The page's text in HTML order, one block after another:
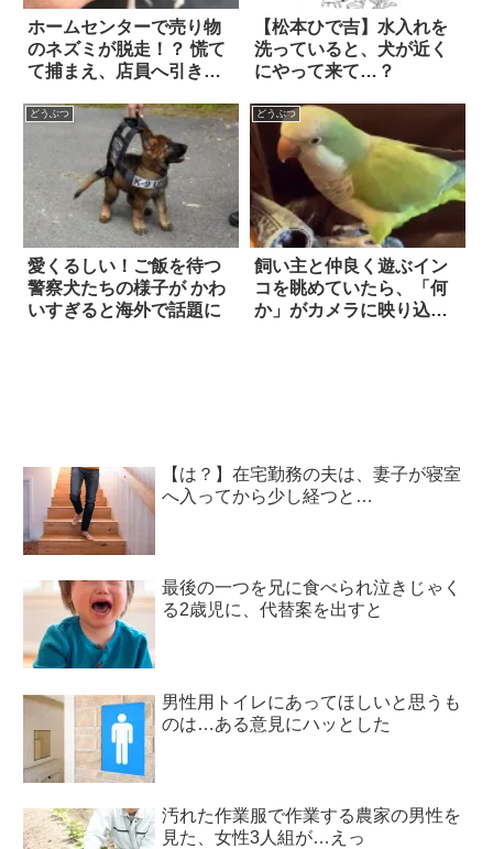
ホームセンターで売り物
のネズミが脱走！？ 慌て
て捕まえ、店員へ引き渡
【松本ひで吉】水入れを
洗っていると、犬が近く
にやって来て…？
どうぶつ
愛くるしい！ご飯を待つ
警察犬たちの様子が かわ
いすぎると海外で話題に
どうぶつ
飼い主と仲良く遊ぶイン
コを眺めていたら、「何
か」がカメラに映り込ん
【は？】在宅勤務の夫は、妻子が寝室
へ入ってから少し経つと…
最後の一つを兄に食べられ泣きじゃく
る2歳児に、代替案を出すと
男性用トイレにあってほしいと思うも
のは…ある意見にハッとした
汚れた作業服で作業する農家の男性を
見た、女性3人組が…えっ